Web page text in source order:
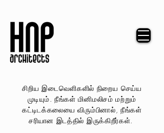
சிறிய இடைவெளிகளில் நிறைய செய்ய
முடியும். நீங்கள் மினிமலிசம் மற்றும்
கட்டிடக்கலையை விரும்பினால், நீங்கள்
சரியான இடத்தில் இருக்கிறீர்கள்.